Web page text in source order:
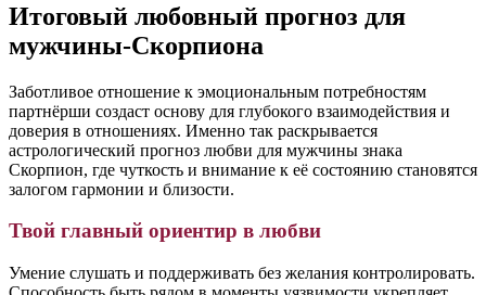
Итоговый любовный прогноз для
мужчины-Скорпиона
Заботливое отношение к эмоциональным потребностям
партнёрши создаст основу для глубокого взаимодействия и
доверия в отношениях. Именно так раскрывается
астрологический прогноз любви для мужчины знака
Скорпион, где чуткость и внимание к её состоянию становятся
залогом гармонии и близости.
Твой главный ориентир в любви
Умение слушать и поддерживать без желания контролировать.